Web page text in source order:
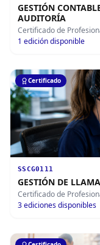
GESTIÓN
AUDITORÍA
Certificado de
1 edición disponible
Certificado
SSCG0111
GESTIÓN DE
Certificado de
3ediciones disponibles